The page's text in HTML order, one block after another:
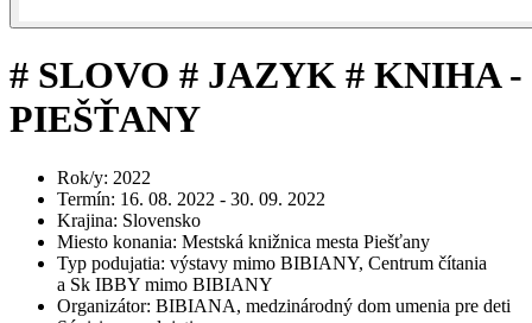
# SLOVO # JAZYK # KNIHA -
PIEŠŤANY
Rok/y: 2022
Termín: 16. 08. 2022 - 30. 09. 2022
Krajina: Slovensko
Miesto konania: Mestská knižnica mesta Piešťany
Typ podujatia: výstavy mimo BIBIANY, Centrum čítania
a Sk IBBY mimo BIBIANY
Organizátor: BIBIANA, medzinárodný dom umenia pre deti